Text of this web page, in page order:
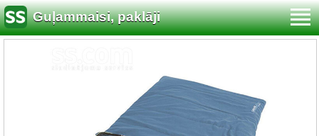
Guļammaisi, paklāji